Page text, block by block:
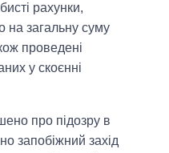
рахунки,
на загальну суму
проведені
у скоєнні
про підозру в
запобіжний захід